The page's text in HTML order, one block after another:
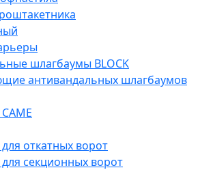
шлагбаумы BLOCK
антивандальных шлагбаумов
откатных ворот
секционных ворот